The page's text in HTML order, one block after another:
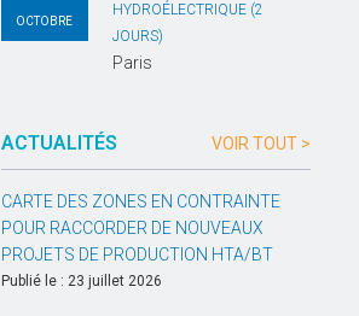
OCTOBRE
HYDROÉLECTRIQUE (2
JOURS)
Paris
ACTUALITÉS VOIR TOUT >
CARTE DES ZONES EN CONTRAINTE
POUR RACCORDER DE NOUVEAUX
PROJETS DE PRODUCTION HTA/BT
Publié le : 23 juillet 2026